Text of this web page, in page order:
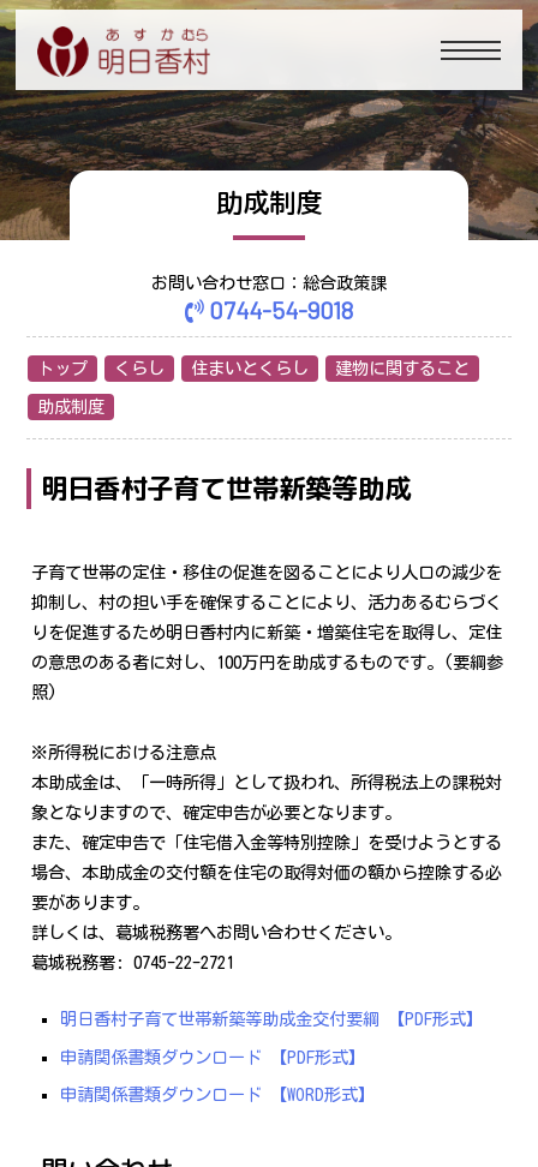
助成制度
お問い合わせ窓口：総合政策課
0744-54-9018
トップ くらし 住まいとくらし 建物に関すること
助成制度
明日香村子育て世帯新築等助成
子育て世帯の定住・移住の促進を図ることにより人口の減少を
抑制し、村の担い手を確保することにより、活力あるむらづく
りを促進するため明日香村内に新築・増築住宅を取得し、定住
の意思のある者に対し、100万円を助成するものです。(要綱参
照)
※所得税における注意点
本助成金は、「一時所得」として扱われ、所得税法上の課税対
象となりますので、確定申告が必要となります。
また、確定申告で「住宅借入金等特別控除」を受けようとする
場合、本助成金の交付額を住宅の取得対価の額から控除する必
要があります。
詳しくは、葛城税務署へお問い合わせください。
葛城税務署: 0745-22-2721
明日香村子育て世帯新築等助成金交付要綱 【PDF形式】
申請関係書類ダウンロード 【PDF形式】
申請関係書類ダウンロード 【WORD形式】